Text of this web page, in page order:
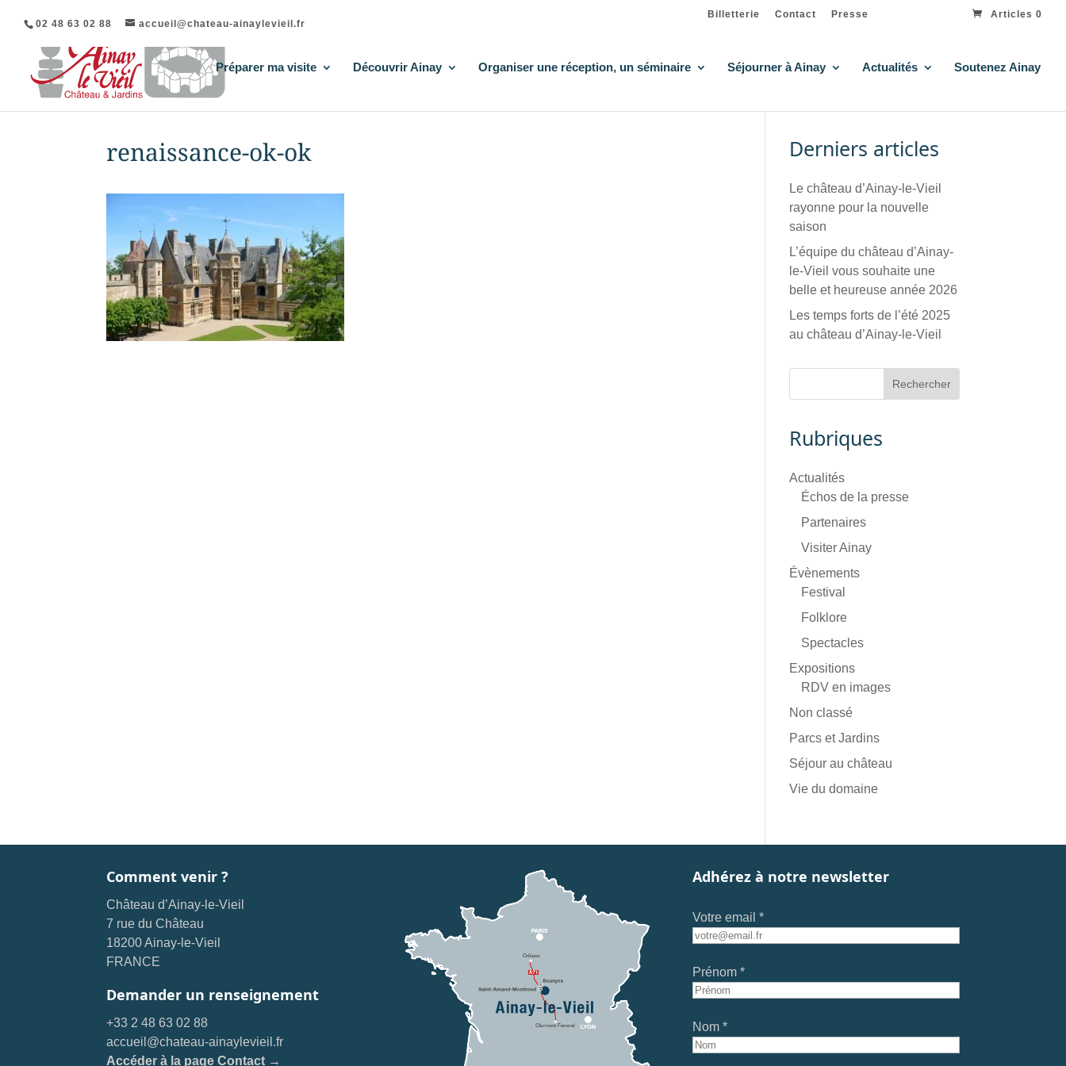
02 48 63 02 88 accueil@chateau-ainaylevieil.fr
Billetterie Contact Presse Articles 0
Préparer ma visite Découvrir Ainay Organiser une réception, un séminaire Séjourner à Ainay Actualités Soutenez Ainay
renaissance-ok-ok Derniers articles
Le château d’Ainay-le-Vieil
rayonne pour la nouvelle
saison
L’équipe du château d’Ainay-
le-Vieil vous souhaite une
belle et heureuse année 2026
Les temps forts de l’été 2025
au château d’Ainay-le-Vieil
Rubriques
Actualités
Échos de la presse
Partenaires
Visiter Ainay
Évènements
Festival
Folklore
Spectacles
Expositions
RDV en images
Non classé
Parcs et Jardins
Séjour au château
Vie du domaine
Comment venir ?
Château d’Ainay-le-Vieil
7 rue du Château
18200 Ainay-le-Vieil
FRANCE
Demander un renseignement
+33 2 48 63 02 88
accueil@chateau-ainaylevieil.fr
Accéder à la page Contact →
Adhérez à notre newsletter
Votre email *
Prénom *
Nom *